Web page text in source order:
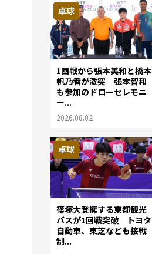
卓球
1回戦から張本美和と橋本
帆乃香が激突 張本智和
も参加のドローセレモニ
ー...
2026.08.02
卓球
篠塚大登擁する東都観光
バスが1回戦突破 トヨタ
自動車、東芝なども接戦
制...